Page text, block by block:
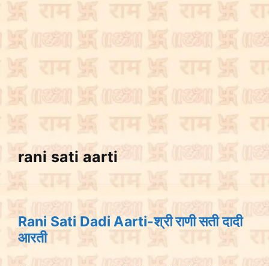
rani sati aarti
Rani Sati Dadi Aarti-श्री राणी सती दादी
आरती